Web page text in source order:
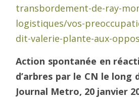
transbordement-de-ray-
logistiques/vos-
dit-valerie-plante-aux-
Action spontanée en
d’arbres par le CN le long
Journal Metro, 20 janvier